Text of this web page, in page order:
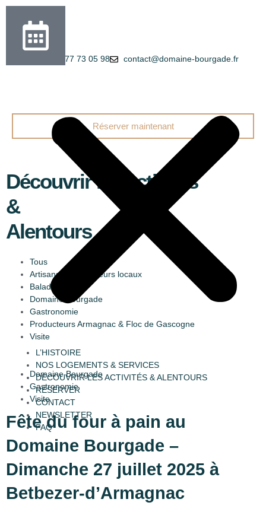
+33 9 77 73 05 98 contact@domaine-bourgade.fr
L’HISTOIRE
NOS LOGEMENTS & SERVICES
DÉCOUVRIR LES ACTIVITÉS & ALENTOURS
RÉSERVER
CONTACT
NEWSLETTER
FAQ
Réserver maintenant
Découvrir les activités
&
Alentours
Tous
Artisans & producteurs locaux
Balade
Domaine Bourgade
Gastronomie
Producteurs Armagnac & Floc de Gascogne
Visite
Domaine Bourgade
Gastronomie
Visite
Fête du four à pain au
Domaine Bourgade –
Dimanche 27 juillet 2025 à
Betbezer-d’Armagnac